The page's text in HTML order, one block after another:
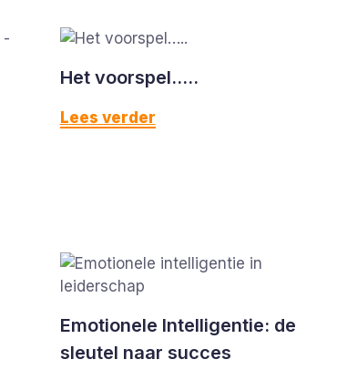
Het voorspel…..
Lees verder
Emotionele Intelligentie: de
sleutel naar succes